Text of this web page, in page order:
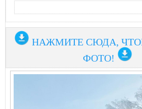
НАЖМИТЕ СЮДА,
ФОТО!